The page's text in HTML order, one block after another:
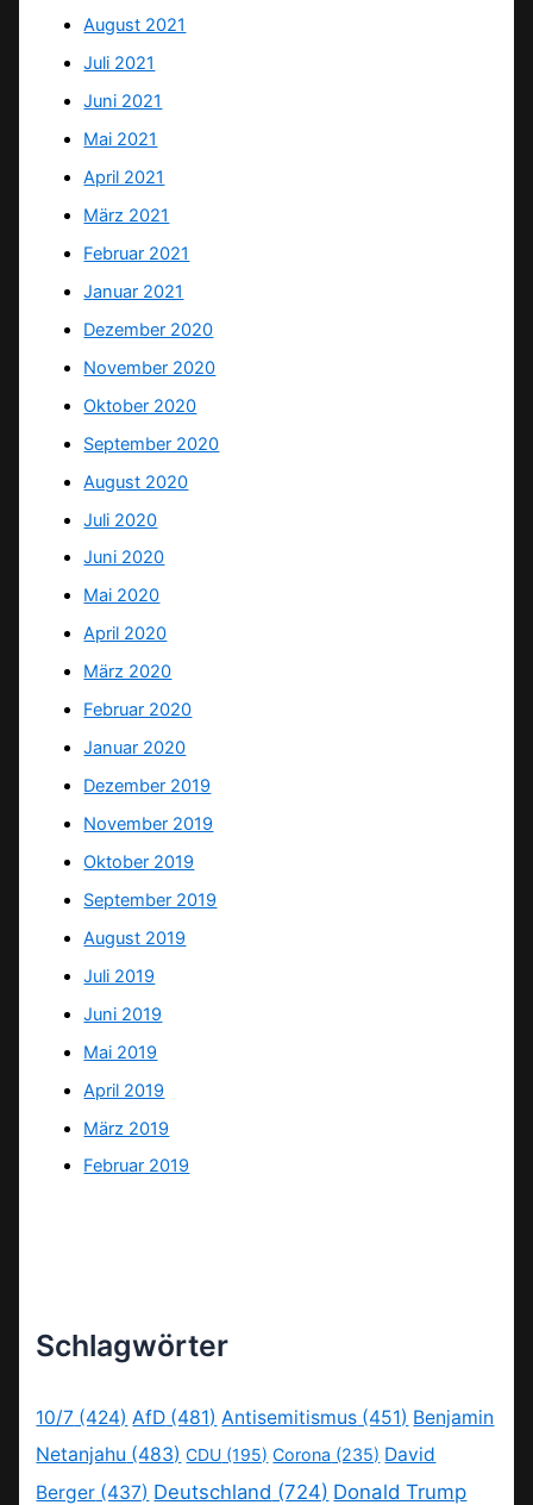
August 2021
Juli 2021
Juni 2021
Mai 2021
April 2021
März 2021
Februar 2021
Januar 2021
Dezember 2020
November 2020
Oktober 2020
September 2020
August 2020
Juli 2020
Juni 2020
Mai 2020
April 2020
März 2020
Februar 2020
Januar 2020
Dezember 2019
November 2019
Oktober 2019
September 2019
August 2019
Juli 2019
Juni 2019
Mai 2019
April 2019
März 2019
Februar 2019
Schlagwörter
10/7 (424) AfD (481) Antisemitismus (451) Benjamin
Netanjahu (483) CDU (195) Corona (235) David
Berger (437) Deutschland (724) Donald Trump